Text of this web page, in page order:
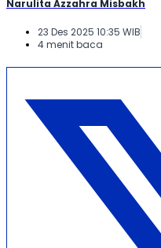
Narulita Azzahra Misbakh
23 Des 2025 10:35 WIB
4 menit baca